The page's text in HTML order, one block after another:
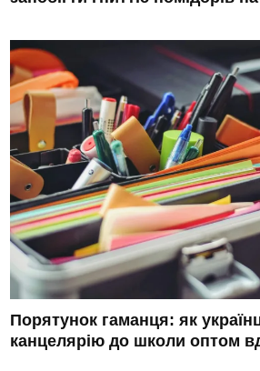
Порятунок гаманця: як
канцелярію до школи оптом